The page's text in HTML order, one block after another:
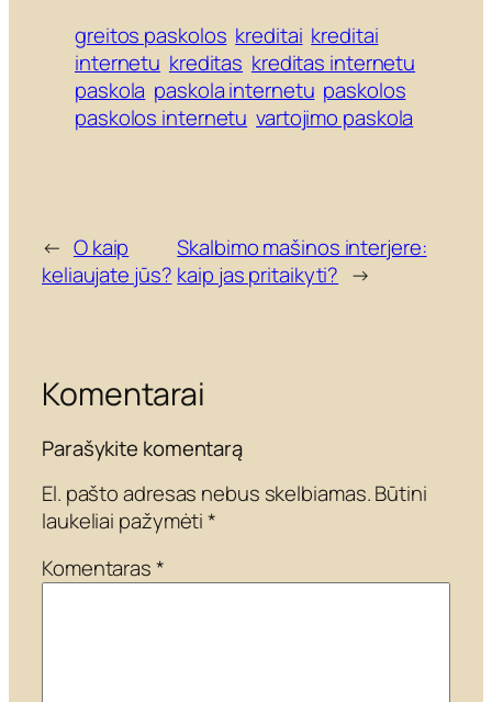
greitos paskolos kreditai kreditai
internetu kreditas kreditas internetu
paskola paskola internetu paskolos
paskolos internetu vartojimo paskola
← O kaip
keliaujate jūs?
Skalbimo mašinos interjere:
kaip jas pritaikyti? →
Komentarai
Parašykite komentarą
El. pašto adresas nebus skelbiamas.Būtini
laukeliai pažymėti*
Komentaras*